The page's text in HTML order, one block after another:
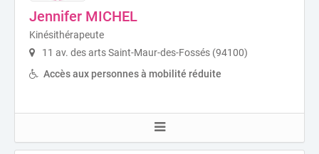
Jennifer MICHEL
Kinésithérapeute
11 av. des arts Saint-Maur-des-Fossés (94100)
Accès aux personnes à mobilité réduite